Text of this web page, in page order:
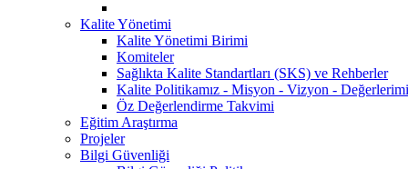
Kalite Yönetimi
Kalite Yönetimi Birimi
Komiteler
Sağlıkta Kalite Standartları (SKS) ve Rehberler
Kalite Politikamız - Misyon - Vizyon -
Öz Değerlendirme Takvimi
Eğitim Araştırma
Projeler
Bilgi Güvenliği